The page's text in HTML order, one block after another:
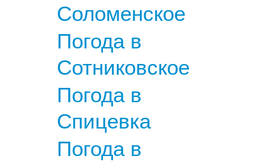
Соломенское
Погода в
Сотниковское
Погода в
Спицевка
Погода в